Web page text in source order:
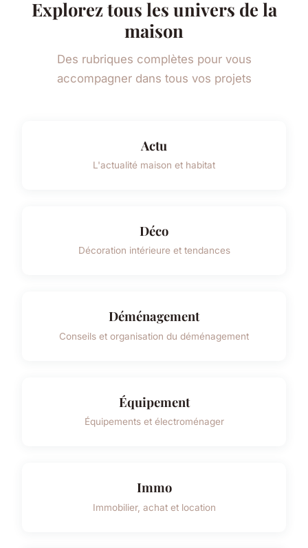
Explorez tous les univers de la
maison
Des rubriques complètes pour vous
accompagner dans tous vos projets
Actu
L'actualité maison et habitat
Déco
Décoration intérieure et tendances
Déménagement
Conseils et organisation du déménagement
Équipement
Équipements et électroménager
Immo
Immobilier, achat et location